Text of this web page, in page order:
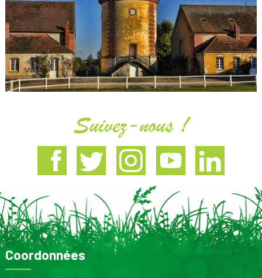
Suivez-nous !
Coordonnées